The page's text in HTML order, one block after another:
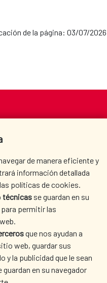
de la página: 03/07/2026
de manera eficiente y
información detallada
políticas de cookies.
técnicas se guardan en su
permitir las
que nos ayudan a
web, guardar sus
y la publicidad que le sean
en su navegador
OÙ NOUS COOPÉRONS
SALLE DE PRESSE
BIBLIOTHÈQUE